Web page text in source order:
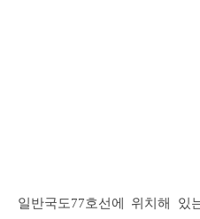
일반국도77호선에 위치해 있